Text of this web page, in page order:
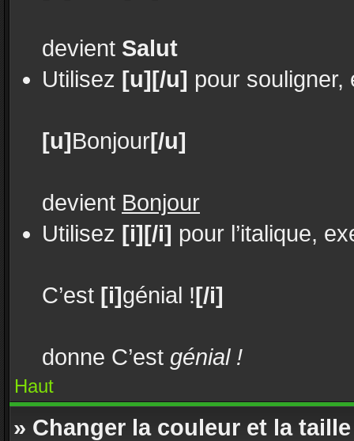
devient Salut
Utilisez [u][/u] pour souligner,
[u]Bonjour[/u]
devient Bonjour
Utilisez [i][/i] pour l’italique,
C’est [i]génial ![/i]
donne C’est génial !
Haut
» Changer la couleur et la